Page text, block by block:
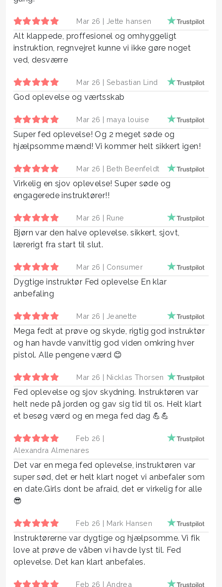
Mar 26 | Jette hansen
Alt klappede, proffesionel og omhyggeligt
instruktion, regnvejret kunne vi ikke gøre noget
ved, desværre
Mar 26 | Sebastian Lind
God oplevelse og værtsskab
Mar 26 | maya louise
Super fed oplevelse! Og 2 meget søde og
hjælpsomme mænd! Vi kommer helt sikkert igen!
Mar 26 | Beth Beenfeldt
Virkelig en sjov oplevelse! Super søde og
engagerede instruktører!!
Mar 26 | Rune
Bjørn var den halve oplevelse. sikkert, sjovt,
lærerigt fra start til slut.
Mar 26 | Consumer
Dygtige instruktør Fed oplevelse En klar
anbefaling
Mar 26 | Jeanette
Mega fedt at prøve og skyde, rigtig god instruktør
og han havde vanvittig god viden omkring hver
pistol. Alle pengene værd 😊
Mar 26 | Nicklas Thorsen
Fed oplevelse og sjov skydning. Instruktøren var
helt nede på jorden og gav sig tid til os. Helt klart
et besøg værd og en mega fed dag 💪💪
Feb 26 |
Alexandra Almenares
Det var en mega fed oplevelse, instruktøren var
super sød, det er helt klart noget vi anbefaler som
en date.Girls dont be afraid, det er virkelig for alle
😎
Feb 26 | Mark Hansen
Instruktørerne var dygtige og hjælpsomme. Vi fik
love at prøve de våben vi havde lyst til. Fed
oplevelse. Det kan klart anbefales.
Feb 26 | Andrea